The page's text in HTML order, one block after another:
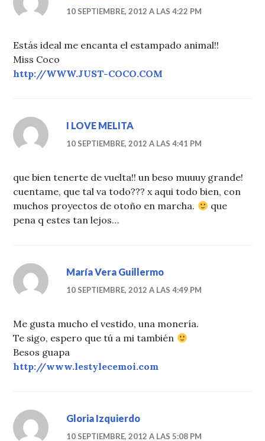
10 SEPTIEMBRE, 2012 A LAS 4:22 PM
Estás ideal me encanta el estampado animal!!
Miss Coco
http://WWW.JUST-COCO.COM
I LOVE MELITA
10 SEPTIEMBRE, 2012 A LAS 4:41 PM
que bien tenerte de vuelta!! un beso muuuy grande!
cuentame, que tal va todo??? x aqui todo bien, con
muchos proyectos de otoño en marcha.
que
pena q estes tan lejos…
María Vera Guillermo
10 SEPTIEMBRE, 2012 A LAS 4:49 PM
Me gusta mucho el vestido, una monería.
Te sigo, espero que tú a mi también
Besos guapa
http://www.lestylecemoi.com
Gloria Izquierdo
10 SEPTIEMBRE, 2012 A LAS 5:08 PM